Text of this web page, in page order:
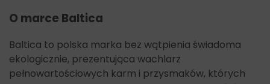
O marce Baltica
Baltica to polska marka bez wątpienia świadoma
ekologicznie, prezentująca wachlarz
pełnowartościowych karm i przysmaków, których